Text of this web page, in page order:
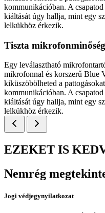
kommunikációban. A
kiáltását úgy hallja, mint egy
lelkükhöz érkezik.
Tiszta mikrofonminőség
Egy leválasztható
mikrofonnal és korszerű Blue
kiküszöbölheted a
kommunikációban. A
kiáltását úgy hallja, mint egy
lelkükhöz érkezik.
EZEKET IS
Nemrég
Jogi védjegynyilatkozat